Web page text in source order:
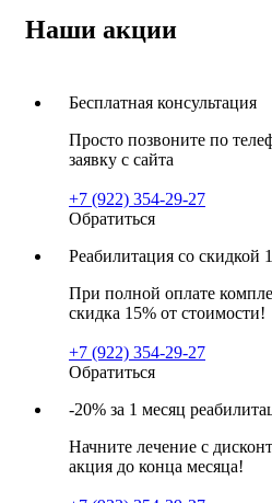
Наши акции
Бесплатная консультация
Просто позвоните по
заявку с сайта
+7 (922) 354-29-27
Обратиться
Реабилитация со скидкой
При полной оплате
скидка 15% от стоимости!
+7 (922) 354-29-27
Обратиться
-20% за 1 месяц
Начните лечение с
акция до конца месяца!